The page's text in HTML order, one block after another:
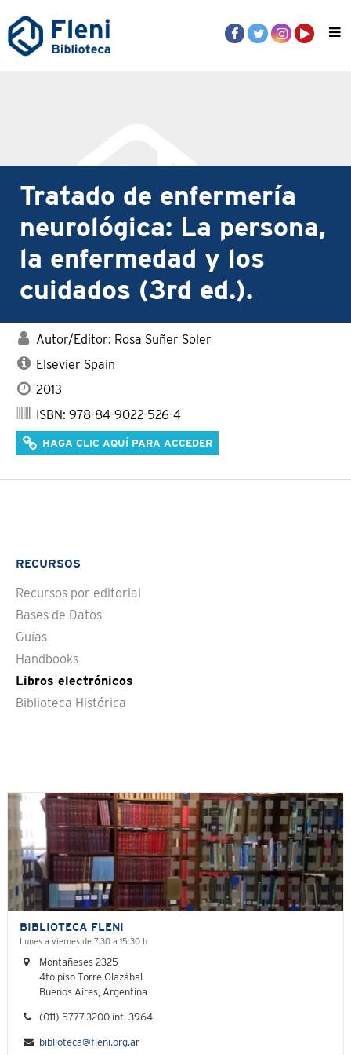
Tratado de enfermería
neurológica: La persona,
la enfermedad y los
cuidados (3rd ed.).
Autor/Editor: Rosa Suñer Soler
Elsevier Spain
2013
ISBN: 978-84-9022-526-4
HAGA CLIC AQUÍ PARA ACCEDER
RECURSOS
Recursos por editorial
Bases de Datos
Guías
Handbooks
Libros electrónicos
Biblioteca Histórica
BIBLIOTECA FLENI
Lunes a viernes de 7:30 a 15:30 h
Montañeses 2325
4to piso Torre Olazábal
Buenos Aires, Argentina
(011) 5777-3200 int. 3964
biblioteca@fleni.org.ar